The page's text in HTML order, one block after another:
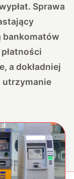
Sprawa
bankomatów
a dokładniej
utrzymanie